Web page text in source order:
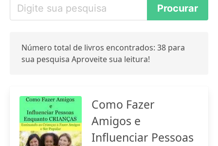
Número total de livros encontrados: 38 para
sua pesquisa Aproveite sua leitura!
Como Fazer
Amigos e
Influenciar Pessoas